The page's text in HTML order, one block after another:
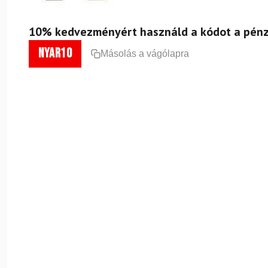
10% kedvezményért használd a kódot a
nyar10 Másolás a vágólapra